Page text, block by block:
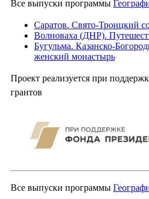
Все выпуски программы
Саратов. Свято-Троицкий
Волноваха (ДНР).
Бугульма. Казанско-
женский монастырь
Проект реализуется при
грантов
Все выпуски программы